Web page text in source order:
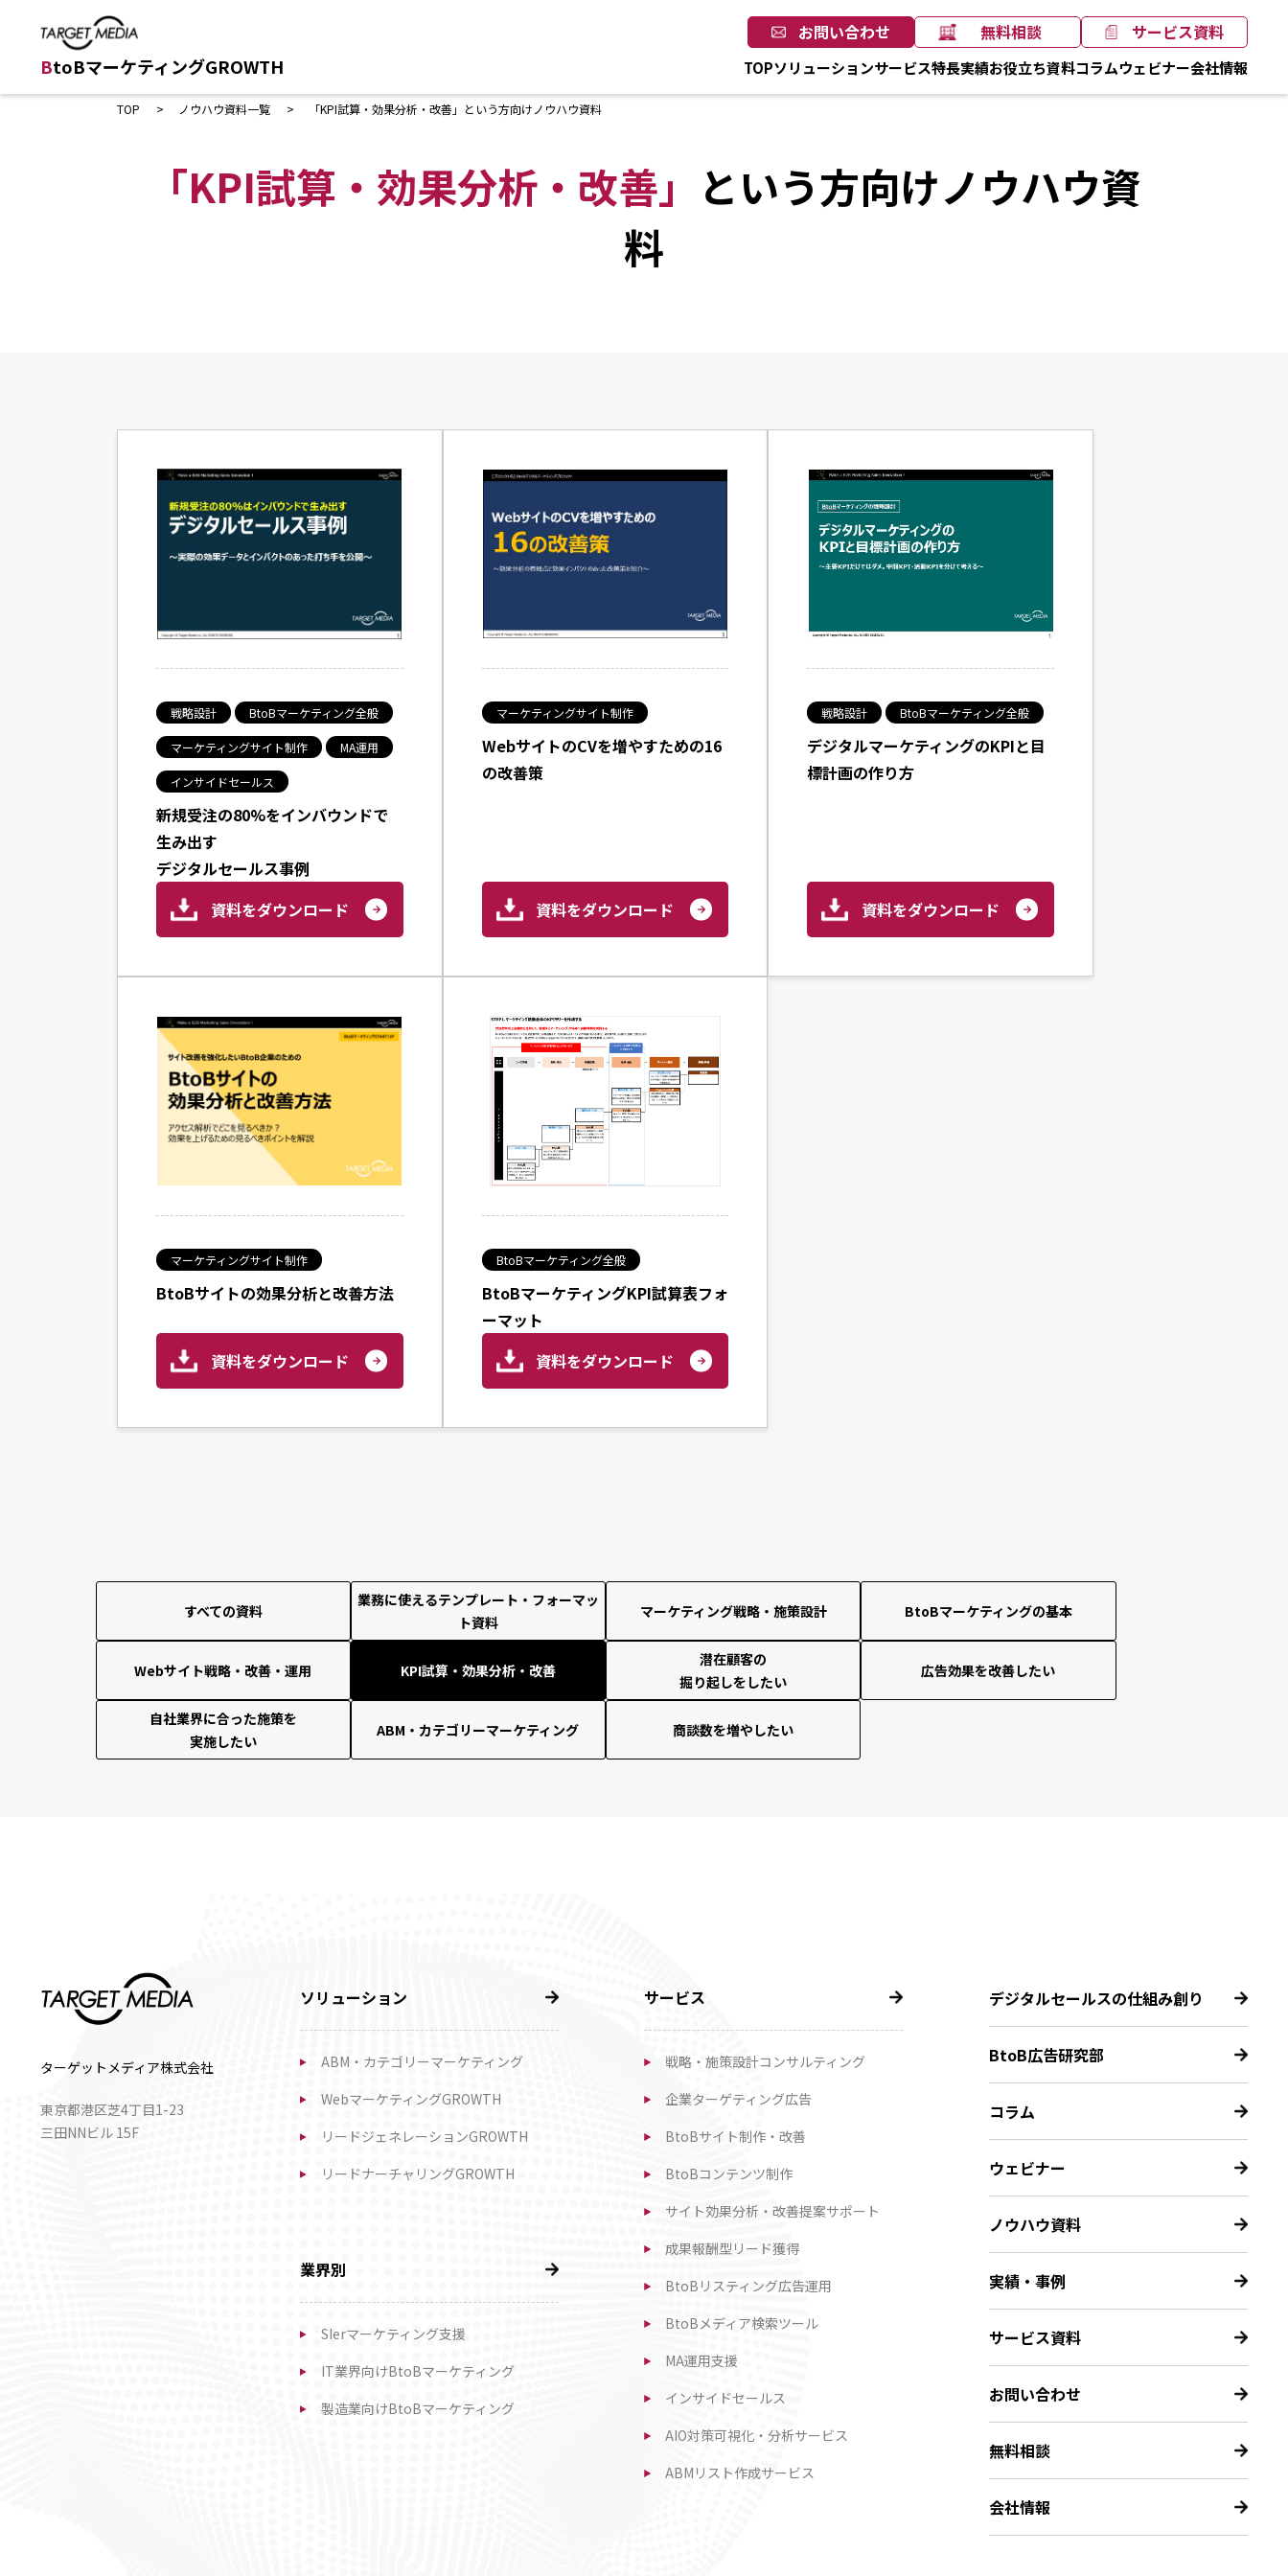
BtoBマーケティングGROWTH
お問い合わせ 無料相談 サービス資料
TOPソリューションサービス特長実績お役立ち資料コラムウェビナー会社情報
TOP ノウハウ資料一覧 「KPI試算・効果分析・改善」という方向けノウハウ資料
「KPI試算・効果分析・改善」 という方向けノウハウ資
料
戦略設計 BtoBマーケティング全般
マーケティングサイト制作 MA運用
インサイドセールス
新規受注の80%をインバウンドで
生み出す
デジタルセールス事例
資料をダウンロード
マーケティングサイト制作
WebサイトのCVを増やすための16
の改善策
資料をダウンロード
戦略設計 BtoBマーケティング全般
デジタルマーケティングのKPIと目
標計画の作り方
資料をダウンロード
マーケティングサイト制作
BtoBサイトの効果分析と改善方法
資料をダウンロード
BtoBマーケティング全般
BtoBマーケティングKPI試算表フォ
ーマット
資料をダウンロード
すべての資料
業務に使えるテンプレート・フォーマッ
ト資料
マーケティング戦略・施策設計 BtoBマーケティングの基本
Webサイト戦略・改善・運用 KPI試算・効果分析・改善
潜在顧客の
掘り起しをしたい
広告効果を改善したい
自社業界に合った施策を
実施したい
ABM・カテゴリーマーケティング 商談数を増やしたい
ターゲットメディア株式会社
東京都港区芝4丁目1-23
三田NNビル 15F
ソリューション
ABM・カテゴリーマーケティング
WebマーケティングGROWTH
リードジェネレーションGROWTH
リードナーチャリングGROWTH
業界別
SIerマーケティング支援
IT業界向けBtoBマーケティング
製造業向けBtoBマーケティング
サービス
戦略・施策設計コンサルティング
企業ターゲティング広告
BtoBサイト制作・改善
BtoBコンテンツ制作
サイト効果分析・改善提案サポート
成果報酬型リード獲得
BtoBリスティング広告運用
BtoBメディア検索ツール
MA運用支援
インサイドセールス
AIO対策可視化・分析サービス
ABMリスト作成サービス
デジタルセールスの仕組み創り
BtoB広告研究部
コラム
ウェビナー
ノウハウ資料
実績・事例
サービス資料
お問い合わせ
無料相談
会社情報